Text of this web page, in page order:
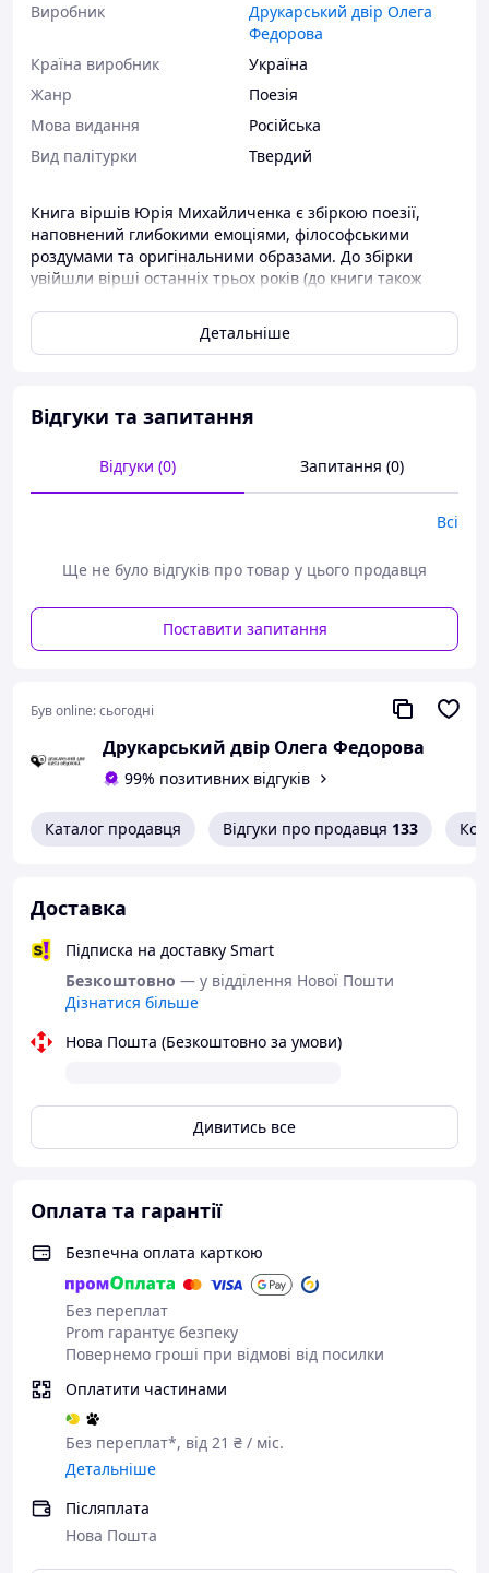
Виробник
Друкарський двір Олега
Федорова
Країна виробник
Україна
Жанр
Поезія
Мова видання
Російська
Вид палітурки
Твердий
Книга віршів Юрія Михайличенка є збіркою поезії,
наповнений глибокими емоціями, філософськими
роздумами та оригінальними образами. До збірки
увійшли вірші останніх трьох років (до книги також
таких як пандемія, яка в Іспанії набула особливо
жорстких форм і, звичайно ж, війна в Україні.
Детальніше
Відгуки та запитання
Відгуки (0) Запитання (0)
Всі
Ще не було відгуків про товар у цього продавця
Поставити запитання
Був online:сьогодні
Друкарський двір Олега Федорова
99% позитивних відгуків
Каталог продавця Відгуки про продавця 133
Доставка
Підписка на доставку Smart
Безкоштовно — у відділення Нової Пошти
Дізнатися більше
Нова Пошта (Безкоштовно за умови)
Дивитись все
Оплата та гарантії
Безпечна оплата карткою
Без переплат
Prom гарантує безпеку
Повернемо гроші при відмові від посилки
Оплатити частинами
Без переплат*, від 21 ₴ / міс.
Детальніше
Післяплата
Нова Пошта